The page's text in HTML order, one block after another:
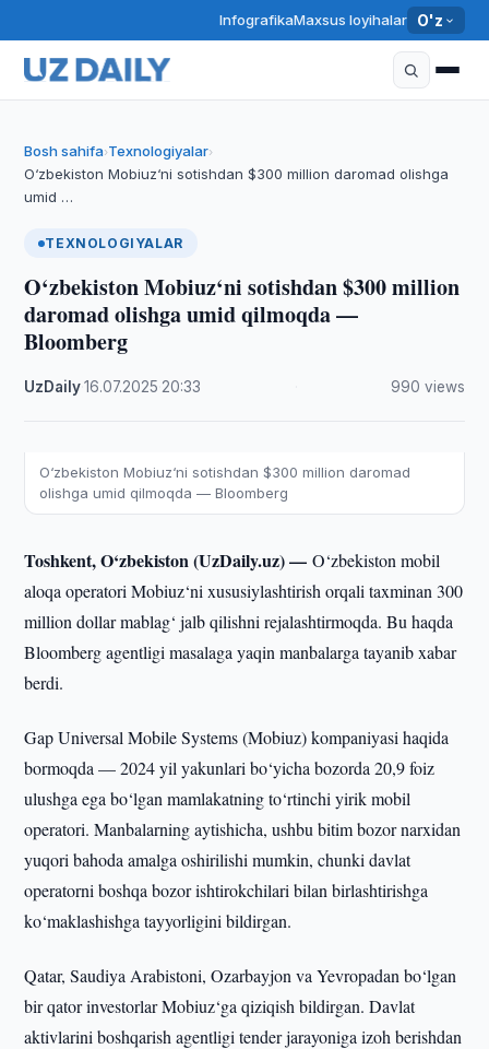
InfografikaMaxsus loyihalar O'z
Bosh sahifa›Texnologiyalar›
O‘zbekiston Mobiuz‘ni sotishdan $300 million daromad olishga
umid …
TEXNOLOGIYALAR
O‘zbekiston Mobiuz‘ni sotishdan $300 million
daromad olishga umid qilmoqda —
Bloomberg
UzDaily·16.07.2025 20:33 990 views
O‘zbekiston Mobiuz‘ni sotishdan $300 million daromad
olishga umid qilmoqda — Bloomberg
Toshkent, O‘zbekiston (UzDaily.uz) —O‘zbekiston mobil
aloqa operatori Mobiuz‘ni xususiylashtirish orqali taxminan 300
million dollar mablag‘ jalb qilishni rejalashtirmoqda. Bu haqda
Bloomberg agentligi masalaga yaqin manbalarga tayanib xabar
berdi.
Gap Universal Mobile Systems (Mobiuz) kompaniyasi haqida
bormoqda — 2024 yil yakunlari bo‘yicha bozorda 20,9 foiz
ulushga ega bo‘lgan mamlakatning to‘rtinchi yirik mobil
operatori. Manbalarning aytishicha, ushbu bitim bozor narxidan
yuqori bahoda amalga oshirilishi mumkin, chunki davlat
operatorni boshqa bozor ishtirokchilari bilan birlashtirishga
ko‘maklashishga tayyorligini bildirgan.
Qatar, Saudiya Arabistoni, Ozarbayjon va Yevropadan bo‘lgan
bir qator investorlar Mobiuz‘ga qiziqish bildirgan. Davlat
aktivlarini boshqarish agentligi tender jarayoniga izoh berishdan